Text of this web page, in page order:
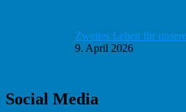
Zweites Leben für
9. April 2026
Social Media